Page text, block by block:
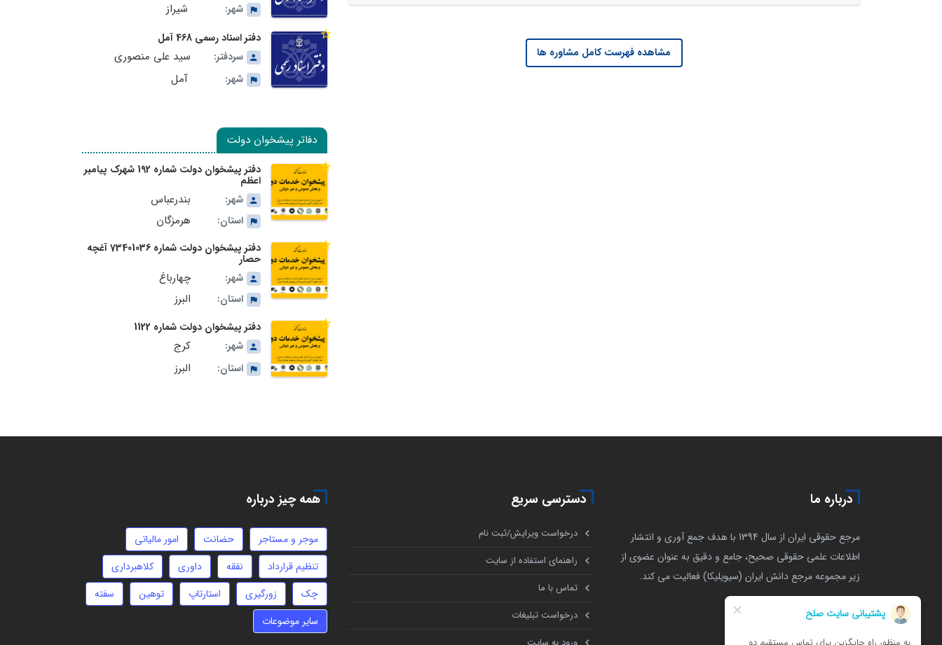
مشاهده فهرست کامل مشاوره ها
شهر: شیراز
دفتر اسناد رسمی 468 آمل
سردفتر:
سید علی منصوری
شهر: آمل
دفاتر پیشخوان دولت
دفتر پیشخوان دولت شماره 192 شهرک پیامبر
اعظم
شهر:
بندرعباس
استان: هرمزگان
دفتر پیشخوان دولت شماره 73401036 آغچه
حصار
شهر:
چهارباغ
استان: البرز
دفتر پیشخوان دولت شماره 1122
شهر:
کرج
استان: البرز
درباره ما
مرجع حقوقی ایران از سال 1394 با هدف جمع آوری و انتشار
اطلاعات علمی حقوقی صحیح، جامع و دقیق به عنوان عضوی از
زیر مجموعه مرجع دانش ایران (سیویلیکا) فعالیت می کند.
دسترسی سریع
درخواست ویرایش/ثبت نام
راهنمای استفاده از سایت
تماس با ما
درخواست تبلیغات
همه چیز درباره
موجر و مستاجر حضانت
امور مالیاتی
تنظیم قرارداد
نفقه داوری
کلاهبرداری
چک
زورگیری استارتاپ توهین
سفته
سایر موضوعات